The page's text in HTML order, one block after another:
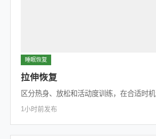
睡眠恢复
拉伸恢复
区分热身、放松和活动度训练，在合适时机
1小时前发布